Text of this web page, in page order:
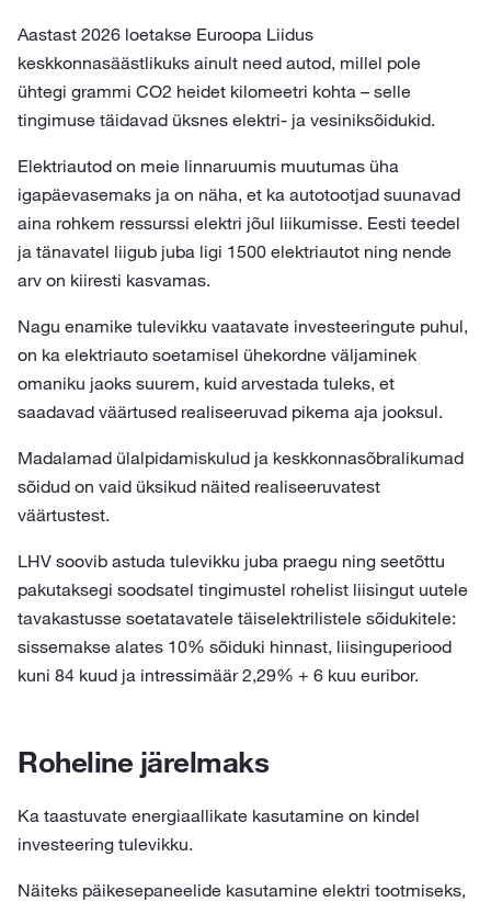
Aastast 2026 loetakse Euroopa Liidus
keskkonnasäästlikuks ainult need autod, millel pole
ühtegi grammi CO2 heidet kilomeetri kohta – selle
tingimuse täidavad üksnes elektri- ja vesiniksõidukid.
Elektriautod on meie linnaruumis muutumas üha
igapäevasemaks ja on näha, et ka autotootjad suunavad
aina rohkem ressurssi elektri jõul liikumisse. Eesti teedel
ja tänavatel liigub juba ligi 1500 elektriautot ning nende
arv on kiiresti kasvamas.
Nagu enamike tulevikku vaatavate investeeringute puhul,
on ka elektriauto soetamisel ühekordne väljaminek
omaniku jaoks suurem, kuid arvestada tuleks, et
saadavad väärtused realiseeruvad pikema aja jooksul.
Madalamad ülalpidamiskulud ja keskkonnasõbralikumad
sõidud on vaid üksikud näited realiseeruvatest
väärtustest.
LHV soovib astuda tulevikku juba praegu ning seetõttu
pakutaksegi soodsatel tingimustel rohelist liisingut uutele
tavakastusse soetatavatele täiselektrilistele sõidukitele:
sissemakse alates 10% sõiduki hinnast, liisinguperiood
kuni 84 kuud ja intressimäär 2,29% + 6 kuu euribor.
Roheline järelmaks
Ka taastuvate energiaallikate kasutamine on kindel
investeering tulevikku.
Näiteks päikesepaneelide kasutamine elektri tootmiseks,